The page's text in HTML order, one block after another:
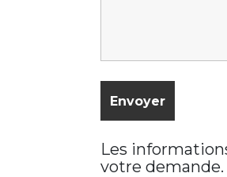
Les
votre demande.